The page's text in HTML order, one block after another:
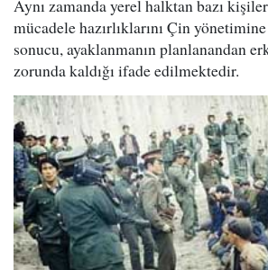
Aynı zamanda yerel halktan bazı
mücadele hazırlıklarını Çin
sonucu, ayaklanmanın planlanandan
zorunda kaldığı ifade edilmektedir.